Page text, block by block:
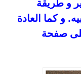
و طريقة
و كما العادة
صفحة